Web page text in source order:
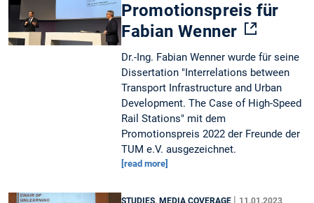
Promotionspreis für
Fabian Wenner
Dr.-Ing. Fabian Wenner wurde für seine
Dissertation "Interrelations between
Transport Infrastructure and Urban
Development. The Case of High-Speed
Rail Stations" mit dem
Promotionspreis 2022 der Freunde der
TUM e.V. ausgezeichnet.
[read more]
STUDIES, MEDIA COVERAGE | 11.01.2023